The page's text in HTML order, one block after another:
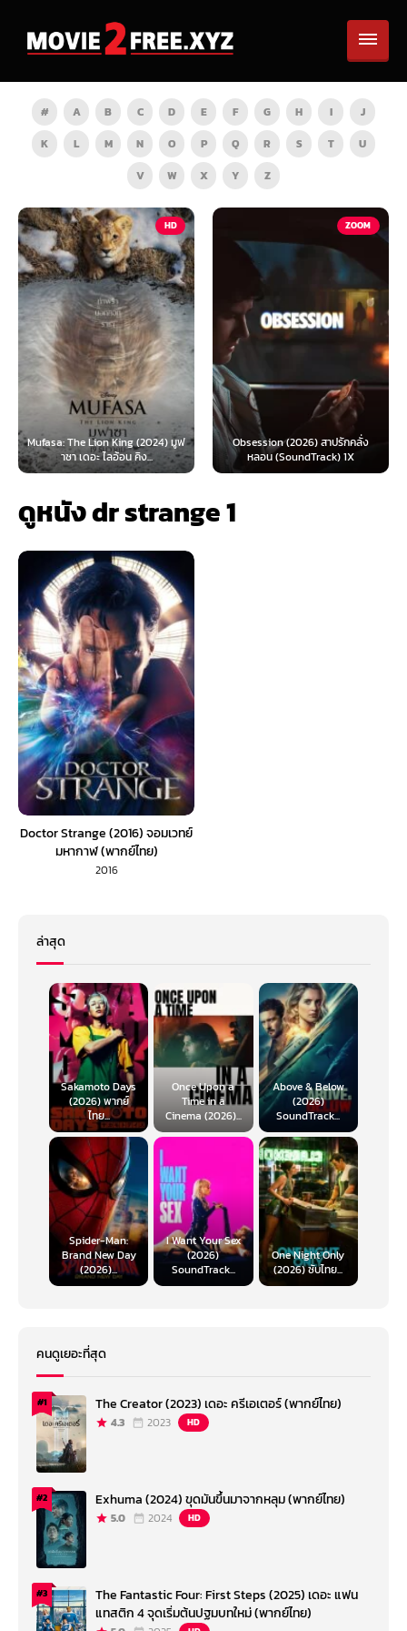
# A B C D E F G H I
J
K
L M N O P Q R S T
U
V
W X Y Z
HD
The Lion King (2024) มูฟ
าซา เดอะ ไลอ้อน คิง...
Obsession (2026) สาปรักคลั่ง
หลอน (SoundTrack) 1X
Survive
ดูหนัง dr strange 1
Doctor Strange (2016) จอมเวทย์
มหากาฬ (พากย์ไทย)
2016
ล่าสุด
Sakamoto Days
(2026) พากย์
ไทย...
Once Upon a
Time in a
Cinema (2026)...
Above & Below
(2026)
SoundTrack...
Spider-Man:
Brand New Day
(2026)...
I Want Your Sex
(2026)
SoundTrack...
One Night Only
(2026) ซับไทย...
คนดูเยอะที่สุด
#1 The Creator (2023) เดอะ ครีเอเตอร์ (พากย์ไทย)
4.3 2023 HD
#2 Exhuma (2024) ขุดมันขึ้นมาจากหลุม (พากย์ไทย)
5.0 2024 HD
#3
The Fantastic Four: First Steps (2025) เดอะ แฟน
แทสติก 4 จุดเริ่มต้นปฐมบทใหม่ (พากย์ไทย)